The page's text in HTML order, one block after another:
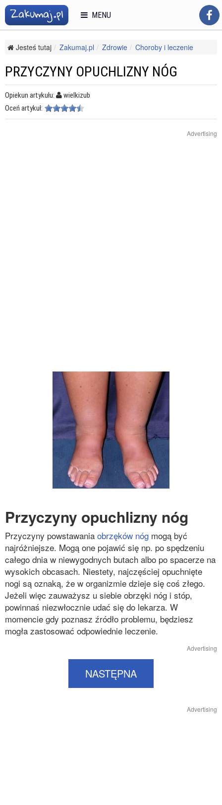
Jesteś tutaj Zakumaj.pl Zdrowie
Choroby i leczenie
PRZYCZYNY OPUCHLIZNY NÓG
Opiekun artykułu:
wielkizub
Oceń artykuł:
Advertising
Przyczyny opuchlizny nóg
Przyczyny powstawania obrzęków nóg mogą być
najróżniejsze. Mogą one pojawić się np. po spędzeniu
całego dnia w niewygodnych butach albo po spacerze na
wysokich obcasach. Niestety, najczęściej opuchnięte
nogi są oznaką, że w organizmie dzieje się coś złego.
Jeżeli więc zauważysz u siebie obrzęki nóg i stóp,
powinnaś niezwłocznie udać się do lekarza. W
momencie gdy poznasz źródło problemu, będziesz
mogła zastosować odpowiednie leczenie.
Advertising
NASTĘPNA
Advertising
MENU